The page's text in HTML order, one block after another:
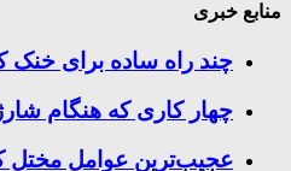
منابع خبری
چند راه‌ ساده برای
چهار کاری که هنگام
عجیب‌ترین عوامل مختل